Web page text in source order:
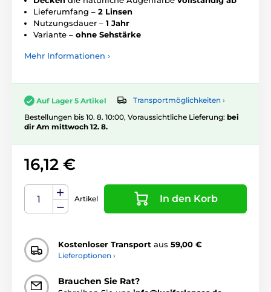
Lieferumfang – 2 Linsen
Nutzungsdauer – 1 Jahr
Variante – ohne Sehstärke
Mehr Informationen ›
Auf Lager 5 Artikel
Transportmöglichkeiten ›
Bestellungen bis 10. 8. 10:00, Voraussichtliche Lieferung: bei
dir Am mittwoch 12. 8.
16,12 €
Artikel In den Korb
Kostenloser Transport aus 59,00 €
Lieferoptionen ›
Brauchen Sie Rat?